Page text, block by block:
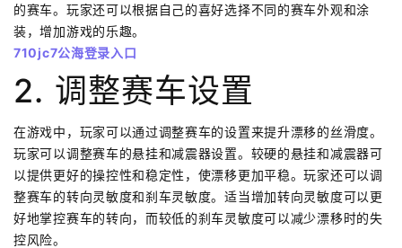
的赛车。玩家还可以根据自己的喜好选择不同的赛车外观和涂
装，增加游戏的乐趣。
710jc7公海登录入口
2. 调整赛车设置
在游戏中，玩家可以通过调整赛车的设置来提升漂移的丝滑度。
玩家可以调整赛车的悬挂和减震器设置。较硬的悬挂和减震器可
以提供更好的操控性和稳定性，使漂移更加平稳。玩家还可以调
整赛车的转向灵敏度和刹车灵敏度。适当增加转向灵敏度可以更
好地掌控赛车的转向，而较低的刹车灵敏度可以减少漂移时的失
控风险。